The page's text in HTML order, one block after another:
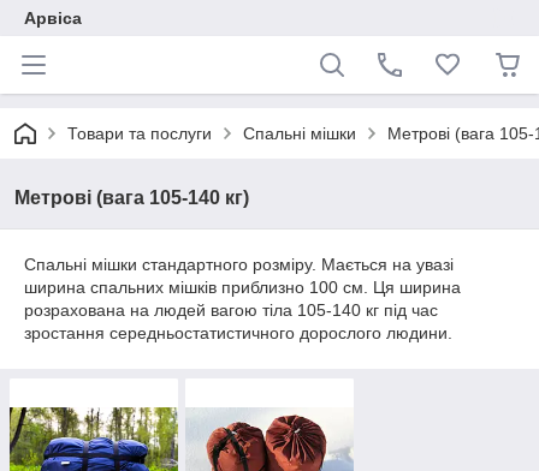
Арвіса
Товари та послуги Спальні мішки Метрові (вага 105-
Метрові (вага 105-140 кг)
Спальні мішки стандартного розміру. Мається на увазі
ширина спальних мішків приблизно 100 см. Ця ширина
розрахована на людей вагою тіла 105-140 кг під час
зростання середньостатистичного дорослого людини.